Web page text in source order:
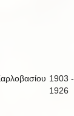
1903 -
1926